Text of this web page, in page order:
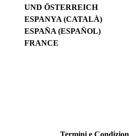
UND ÖSTERREICH
ESPANYA (CATALÀ)
ESPAÑA (ESPAÑOL)
FRANCE
Termini e